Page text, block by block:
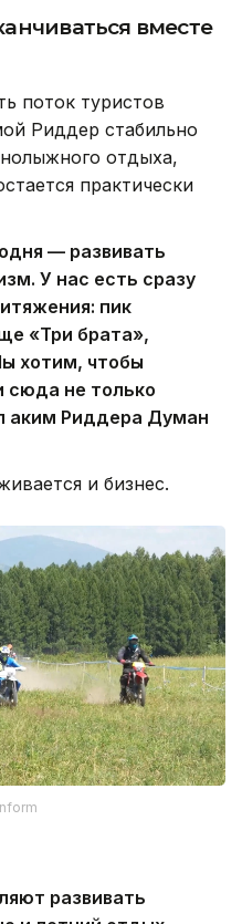
вместе
поток туристов
Риддер стабильно
отдыха,
практически
— развивать
У нас есть сразу
пик
«Три брата»,
хотим, чтобы
сюда не только
аким Риддера Думан
и бизнес.
развивать